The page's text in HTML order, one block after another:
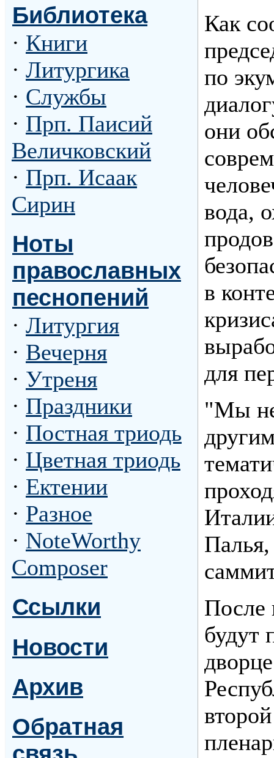
Библиотека
· Книги
· Литургика
· Службы
· Прп. Паисий
Величковский
· Прп. Исаак
Сирин
Ноты
православных
песнопений
· Литургия
· Вечерня
· Утреня
· Праздники
· Постная триодь
· Цветная триодь
· Ектении
· Разное
· NoteWorthy
Composer
Ссылки
Новости
Архив
Обратная
Как
по
они
вода,
в
для
"Мы не
После
будут